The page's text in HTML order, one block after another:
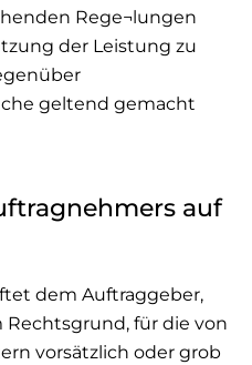
Rege¬lungen
der Leistung zu
geltend gemacht
auf
dem Auftraggeber,
für die von
vorsätzlich oder grob